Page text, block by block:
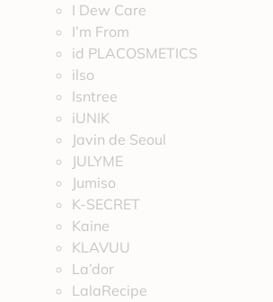
I Dew Care
I’m From
id PLACOSMETICS
ilso
Isntree
iUNIK
Javin de Seoul
JULYME
Jumiso
K-SECRET
Kaine
KLAVUU
La’dor
LalaRecipe